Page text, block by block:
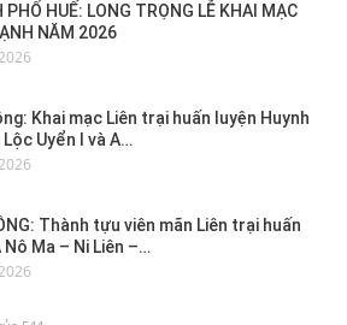
PHỐ HUẾ: LONG TRỌNG LỄ KHAI MẠC
NĂM 2026
Khai mạc Liên trại huấn luyện Huynh
Uyển I và A…
Thành tựu viên mãn Liên trại huấn
Nô Ma – Ni Liên –…